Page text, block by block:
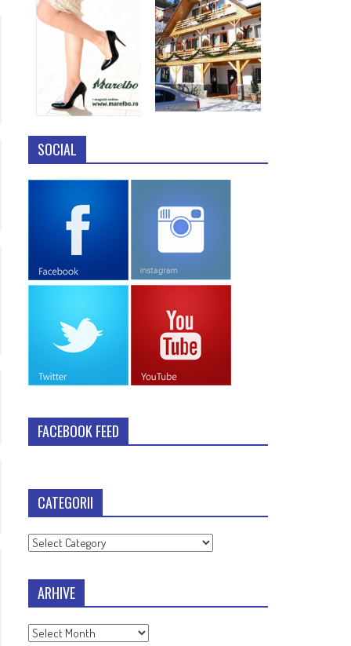
SOCIAL
FACEBOOK FEED
CATEGORII
Categorii
ARHIVE
Arhive